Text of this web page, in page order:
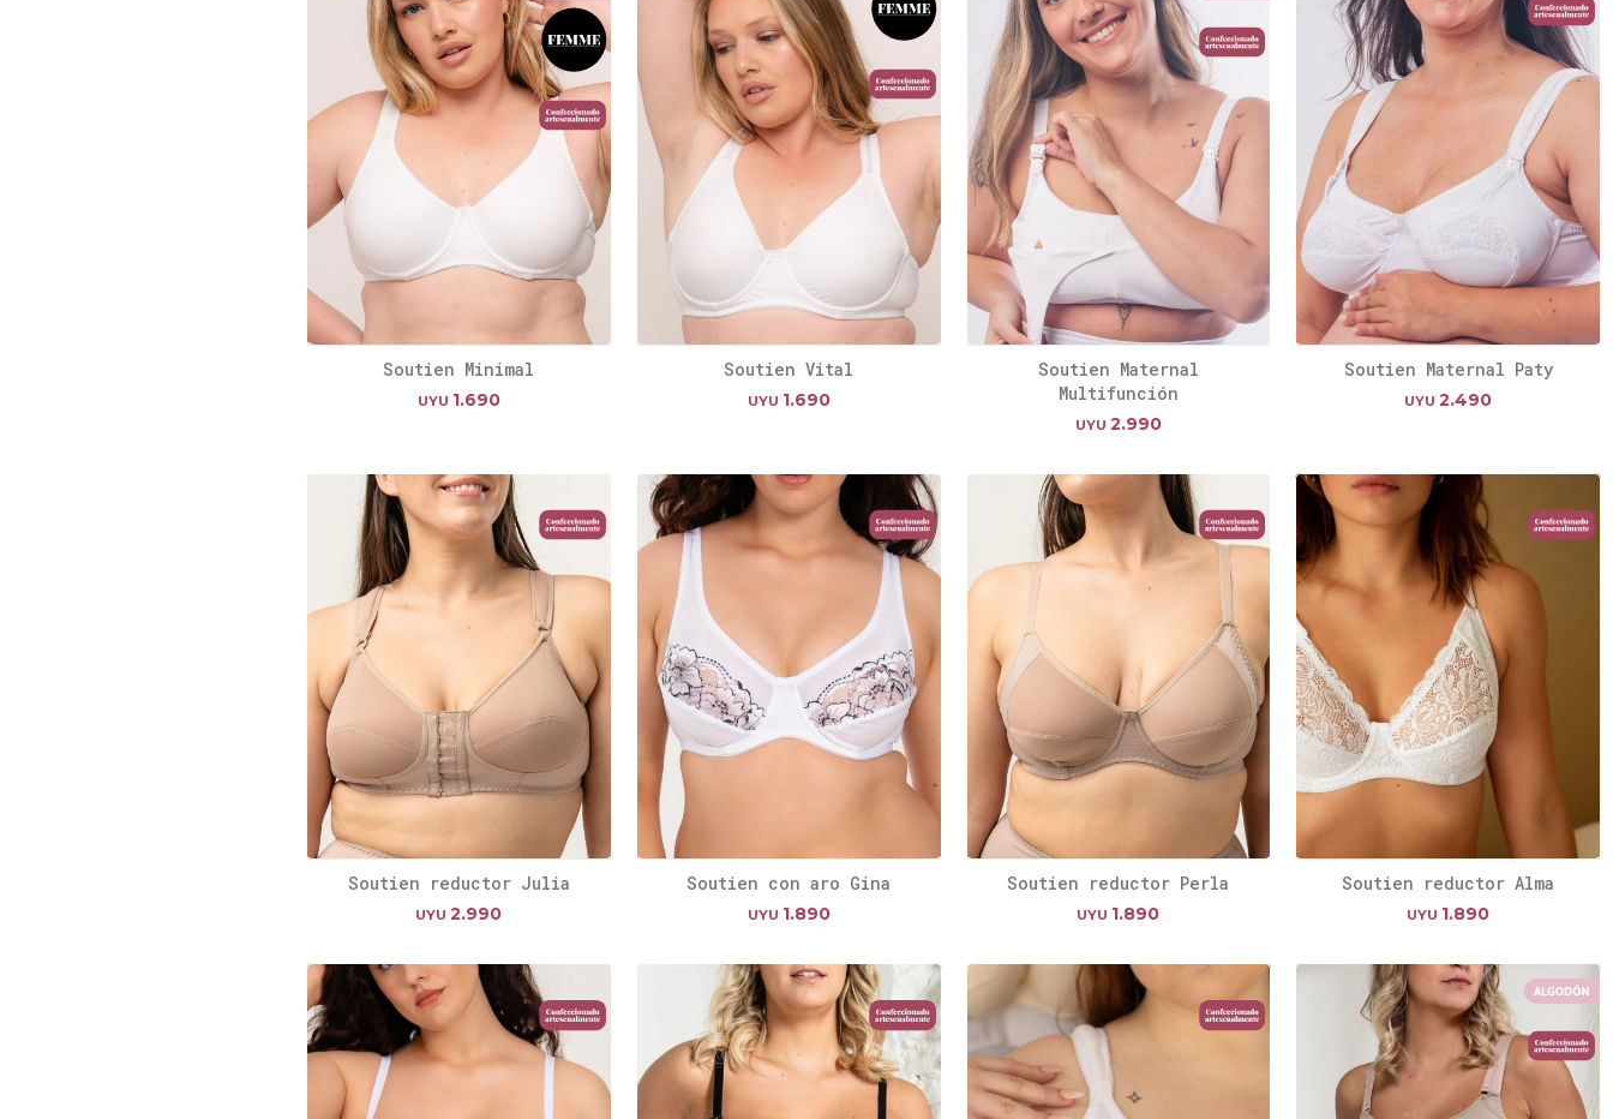
Soutien Minimal
UYU 1.690
Soutien Vital
UYU 1.690
Soutien Maternal
Multifunción
UYU 2.990
Soutien Maternal Paty
UYU 2.490
Soutien reductor Julia
UYU 2.990
Soutien con aro Gina
UYU 1.890
Soutien reductor Perla
UYU 1.890
Soutien reductor Alma
UYU 1.890